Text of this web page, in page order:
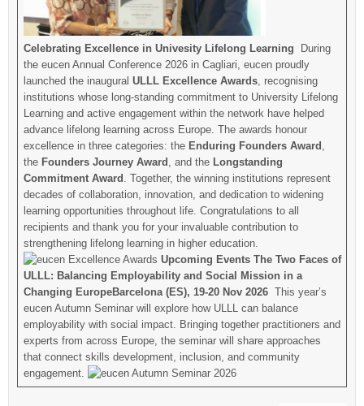
Celebrating Excellence in Univesity Lifelong Learning During
the eucen Annual Conference 2026 in Cagliari, eucen proudly
launched the inaugural ULLL Excellence Awards, recognising
institutions whose long-standing commitment to University Lifelong
Learning and active engagement within the network have helped
advance lifelong learning across Europe. The awards honour
excellence in three categories: the Enduring Founders Award ,
the Founders Journey Award , and the Longstanding
Commitment Award . Together, the winning institutions represent
decades of collaboration, innovation, and dedication to widening
learning opportunities throughout life. Congratulations to all
recipients and thank you for your invaluable contribution to
strengthening lifelong learning in higher education.
Upcoming Events The Two Faces of
ULLL: Balancing Employability and Social Mission in a
Changing EuropeBarcelona (ES), 19-20 Nov 2026This year’s
eucen Autumn Seminar will explore how ULLL can balance
employability with social impact. Bringing together practitioners and
experts from across Europe, the seminar will share approaches
that connect skills development, inclusion, and community
engagement.